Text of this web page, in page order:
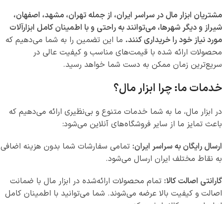
مشتریان ابزار مال در سراسر ایران، از جمله تهران، مشهد، اصفهان،
شیراز و دیگر شهرها، می‌توانند به راحتی و با اطمینان کامل ابزارآلات
مورد نیاز خود را خریداری کنند. ما این تضمین را به شما می‌دهیم که
محصولات ارائه شده با قیمت‌های مناسب و کیفیت عالی در
سریع‌ترین زمان ممکن به دست شما خواهد رسید.
خدمات ما: چرا ابزار مال؟
در ابزار مال، ما به شما خدمات متنوع و بی‌نظیری ارائه می‌دهیم که
باعث تمایز ما از سایر فروشگاه‌های آنلاین می‌شود:
ارسال رایگان به سراسر ایران: تمامی سفارشات شما بدون هزینه اضافی
به نقاط مختلف ایران ارسال می‌شود.
گارانتی اصالت کالا: تمام محصولات ارائه‌شده در ابزار مال با ضمانت
اصالت و کیفیت بالا عرضه می‌شوند. شما می‌توانید با اطمینان کامل